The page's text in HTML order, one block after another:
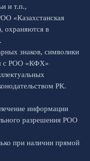
и т.п.,
«Казахстанская
охраняются в
знаков, символики
с РОО «КФХ»
РК.
информации
разрешения РОО
при наличии прямой